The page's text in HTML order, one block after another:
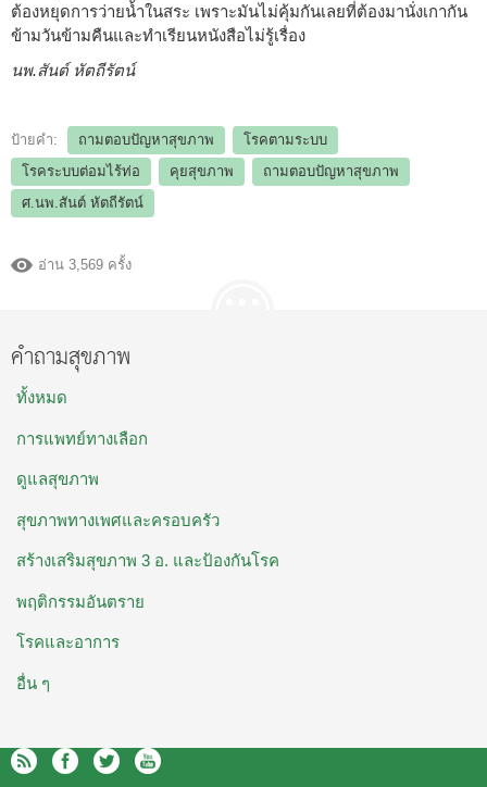
ต้องหยุดการว่ายน้ำในสระ เพราะมันไม่คุ้มกันเลยที่ต้องมานั่งเกากัน
ข้ามวันข้ามคืนและทำเรียนหนังสือไม่รู้เรื่อง
นพ.สันต์ หัตถีรัตน์
ป้ายคำ: ถามตอบปัญหาสุขภาพ
โรคตามระบบ
โรคระบบต่อมไร้ท่อ
คุยสุขภาพ
ถามตอบปัญหาสุขภาพ
ศ.นพ.สันต์ หัตถีรัตน์
อ่าน 3,569 ครั้ง
คำถามสุขภาพ
ทั้งหมด
การแพทย์ทางเลือก
ดูแลสุขภาพ
สุขภาพทางเพศและครอบครัว
สร้างเสริมสุขภาพ 3 อ. และป้องกันโรค
พฤติกรรมอันตราย
โรคและอาการ
อื่น ๆ